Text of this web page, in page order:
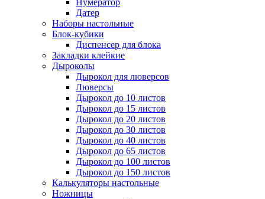
Нумератор
Датер
Наборы настольные
Блок-кубики
Диспенсер для блока
Закладки клейкие
Дыроколы
Дырокол для люверсов
Люверсы
Дырокол до 10 листов
Дырокол до 15 листов
Дырокол до 20 листов
Дырокол до 30 листов
Дырокол до 40 листов
Дырокол до 65 листов
Дырокол до 100 листов
Дырокол до 150 листов
Калькуляторы настольные
Ножницы